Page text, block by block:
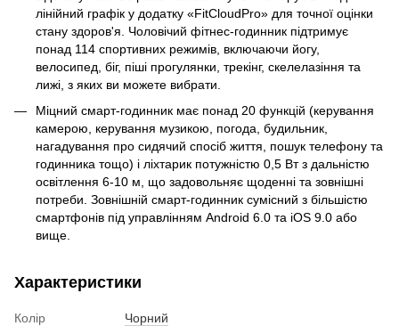
лінійний графік у додатку «FitCloudPro» для точної оцінки
стану здоров'я. Чоловічий фітнес-годинник підтримує
понад 114 спортивних режимів, включаючи йогу,
велосипед, біг, піші прогулянки, трекінг, скелелазіння та
лижі, з яких ви можете вибрати.
Міцний смарт-годинник має понад 20 функцій (керування
камерою, керування музикою, погода, будильник,
нагадування про сидячий спосіб життя, пошук телефону та
годинника тощо) і ліхтарик потужністю 0,5 Вт з дальністю
освітлення 6-10 м, що задовольняє щоденні та зовнішні
потреби. Зовнішній смарт-годинник сумісний з більшістю
смартфонів під управлінням Android 6.0 та iOS 9.0 або
вище.
Характеристики
Колір
Чорний